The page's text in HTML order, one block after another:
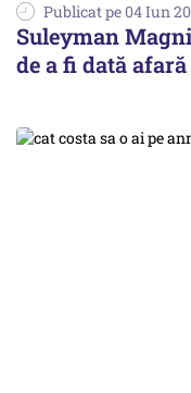
Publicat pe 04 Iun
Suleyman
de a fi dată afară